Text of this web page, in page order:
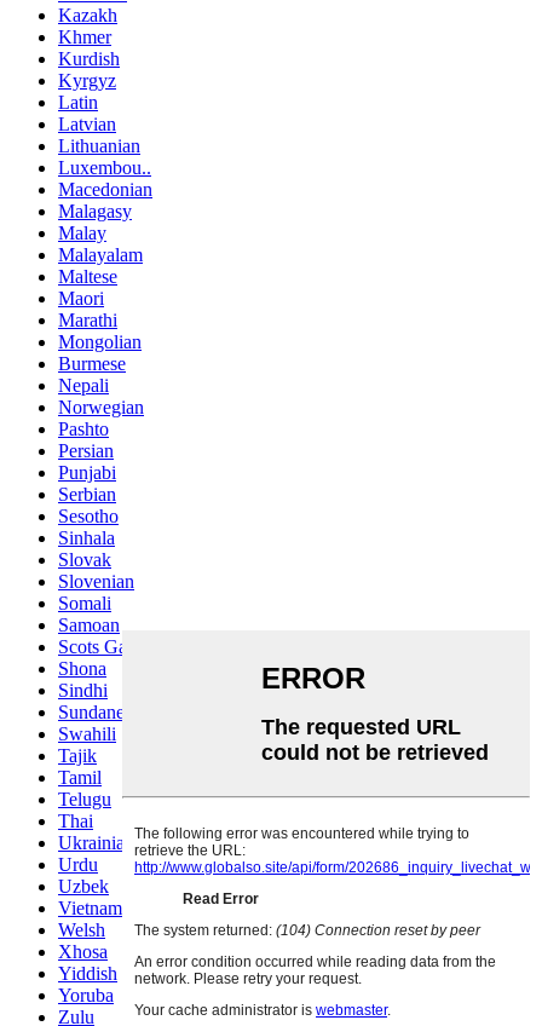
Kazakh
Khmer
Kurdish
Kyrgyz
Latin
Latvian
Lithuanian
Luxembou..
Macedonian
Malagasy
Malay
Malayalam
Maltese
Maori
Marathi
Mongolian
Burmese
Nepali
Norwegian
Pashto
Persian
Punjabi
Serbian
Sesotho
Sinhala
Slovak
Slovenian
Somali
Samoan
Scots Gaelic
Shona
Sindhi
Sundanese
Swahili
Tajik
Tamil
Telugu
Thai
Ukrainian
Urdu
Uzbek
Vietnamese
Welsh
Xhosa
Yiddish
Yoruba
Zulu